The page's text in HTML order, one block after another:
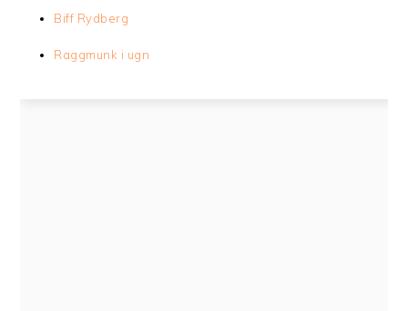
Biff Rydberg
Raggmunk i ugn